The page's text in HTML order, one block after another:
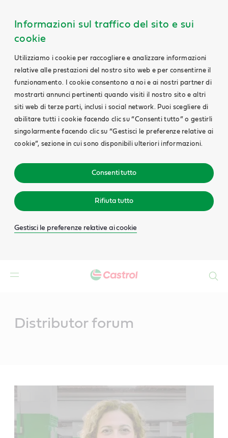
Informazioni sul traffico del sito e sui
cookie
Utilizziamo i cookie per raccogliere e analizzare informazioni
relative alle prestazioni del nostro sito web e per consentirne il
funzionamento. I cookie consentono a noi e ai nostri partner di
mostrarti annunci pertinenti quando visiti il nostro sito e altri
siti web di terze parti, inclusi i social network. Puoi scegliere di
abilitare tutti i cookie facendo clic su “Consenti tutto” o gestirli
singolarmente facendo clic su “Gestisci le preferenze relative ai
cookie”, sezione in cui sono disponibili ulteriori informazioni.
Consenti tutto
Rifiuta tutto
Gestisci le preferenze relative ai cookie
Distributor forum